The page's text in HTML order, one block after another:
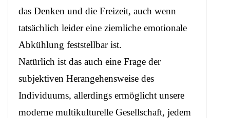
das Denken und die Freizeit, auch wenn
tatsächlich leider eine ziemliche emotionale
Abkühlung feststellbar ist.
Natürlich ist das auch eine Frage der
subjektiven Herangehensweise des
Individuums, allerdings ermöglicht unsere
moderne multikulturelle Gesellschaft, jedem